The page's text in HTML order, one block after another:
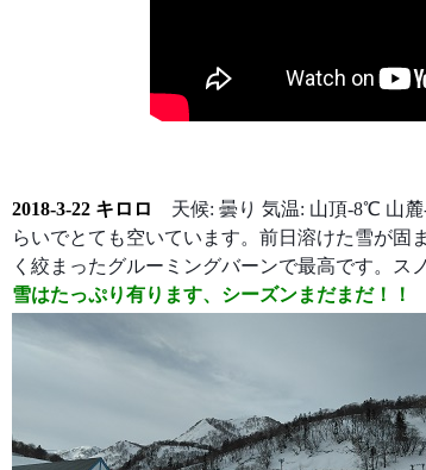
2018-3-22 キロロ
天候: 曇り 気温: 山頂-8℃ 山
らいでとても空いています。前日溶けた雪が固
く絞まったグルーミングバーンで最高です。ス
雪はたっぷり有ります、シーズンまだまだ！！